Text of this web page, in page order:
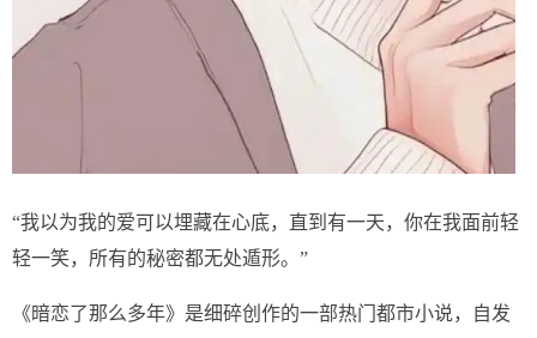
“我以为我的爱可以埋藏在心底，直到有一天，你在我面前轻
轻一笑，所有的秘密都无处遁形。”
《暗恋了那么多年》是细碎创作的一部热门都市小说，自发